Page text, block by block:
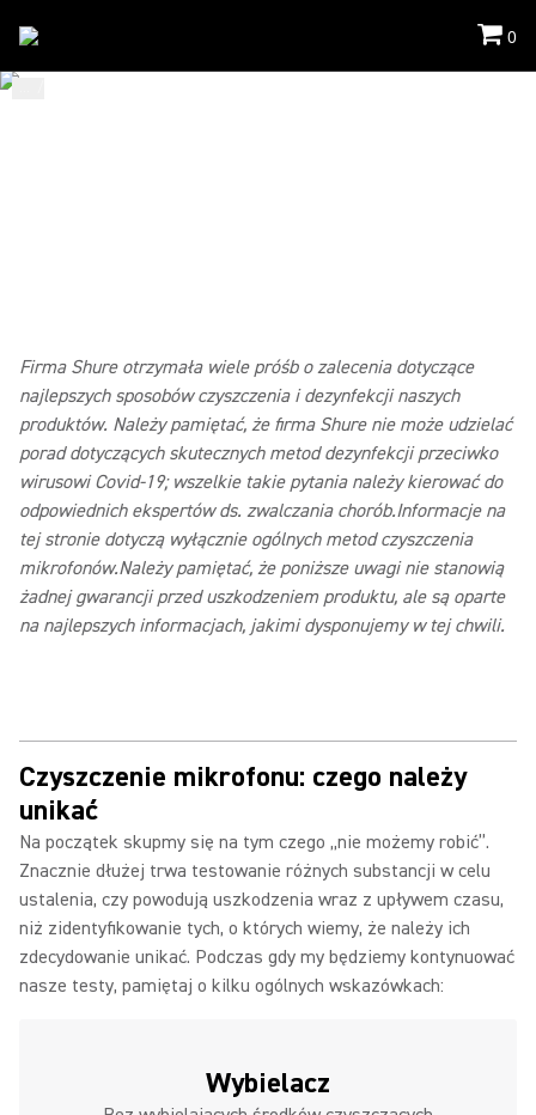
0
Firma Shure otrzymała wiele próśb o zalecenia dotyczące
najlepszych sposobów czyszczenia i dezynfekcji naszych
produktów. Należy pamiętać, że firma Shure nie może udzielać
porad dotyczących skutecznych metod dezynfekcji przeciwko
wirusowi Covid-19; wszelkie takie pytania należy kierować do
odpowiednich ekspertów ds. zwalczania chorób.Informacje na
tej stronie dotyczą wyłącznie ogólnych metod czyszczenia
mikrofonów.Należy pamiętać, że poniższe uwagi nie stanowią
żadnej gwarancji przed uszkodzeniem produktu, ale są oparte
na najlepszych informacjach, jakimi dysponujemy w tej chwili.
Czyszczenie mikrofonu: czego należy
unikać
Na początek skupmy się na tym czego „nie możemy robić”.
Znacznie dłużej trwa testowanie różnych substancji w celu
ustalenia, czy powodują uszkodzenia wraz z upływem czasu,
niż zidentyfikowanie tych, o których wiemy, że należy ich
zdecydowanie unikać. Podczas gdy my będziemy kontynuować
nasze testy, pamiętaj o kilku ogólnych wskazówkach:
Wybielacz